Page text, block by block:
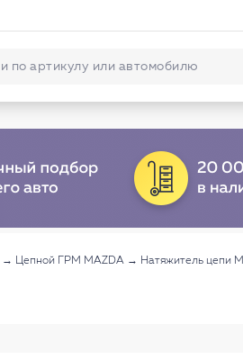
→ Цепной ГРМ MAZDA → Натяжитель цепи